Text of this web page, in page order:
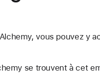
vous pouvez y
se trouvent à cet